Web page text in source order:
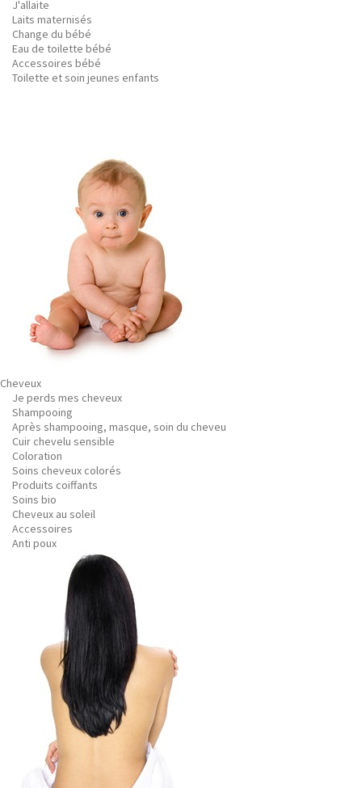
J'allaite
Laits maternisés
Change du bébé
Eau de toilette bébé
Accessoires bébé
Toilette et soin jeunes enfants
Cheveux
Je perds mes cheveux
Shampooing
Après shampooing, masque, soin du cheveu
Cuir chevelu sensible
Coloration
Soins cheveux colorés
Produits coiffants
Soins bio
Cheveux au soleil
Accessoires
Anti poux